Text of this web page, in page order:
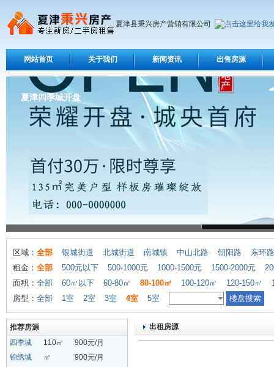
夏津县秉兴房产营销有限公司
网站首页 关于我们 新闻资讯 出售房源
夏津四季城开盘
区域： 全部 银城街道 北城街道 南城镇 中山北路 朝阳路
东环路
租金： 全部 500元以下 500-1000元 1000-1500元 1500-2000元
面积： 全部 60㎡以下 60-80㎡ 80-100㎡ 100-120㎡ 120-150㎡
房型： 全部 1室 2室 3室 4室 5室
推荐房源
四季城
110㎡
900元/月
锦绣城
㎡
900元/月
出租房源